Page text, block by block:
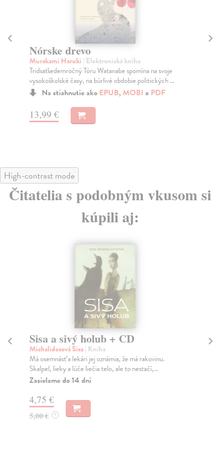
Nórske drevo
Murakami Haruki | Elektronická kniha
Tridsaťsedemročný Tóru Watanabe spomína na svoje
vysokoškolské časy, na búrlivé obdobie politických ...
Na stiahnutie ako EPUB,MOBI a PDF
13,99 €
High-contrast mode
Čitatelia s podobným vkusom si
kúpili aj:
Sisa a sivý holub + CD
Michalidesová Sisa| Kniha
Má osemnásť a lekári jej oznámia, že má rakovinu.
Skalpel, lieky a lúče liečia telo, ale to nestačí,...
Zasielame do 14 dní
4,75 €
5,00 € ?